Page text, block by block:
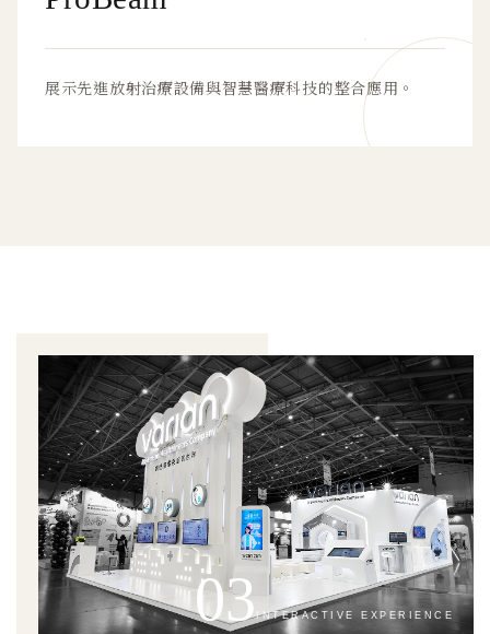
展示先進放射治療設備與智慧醫療科技的整合應用。
03INTERACTIVE EXPERIENCE